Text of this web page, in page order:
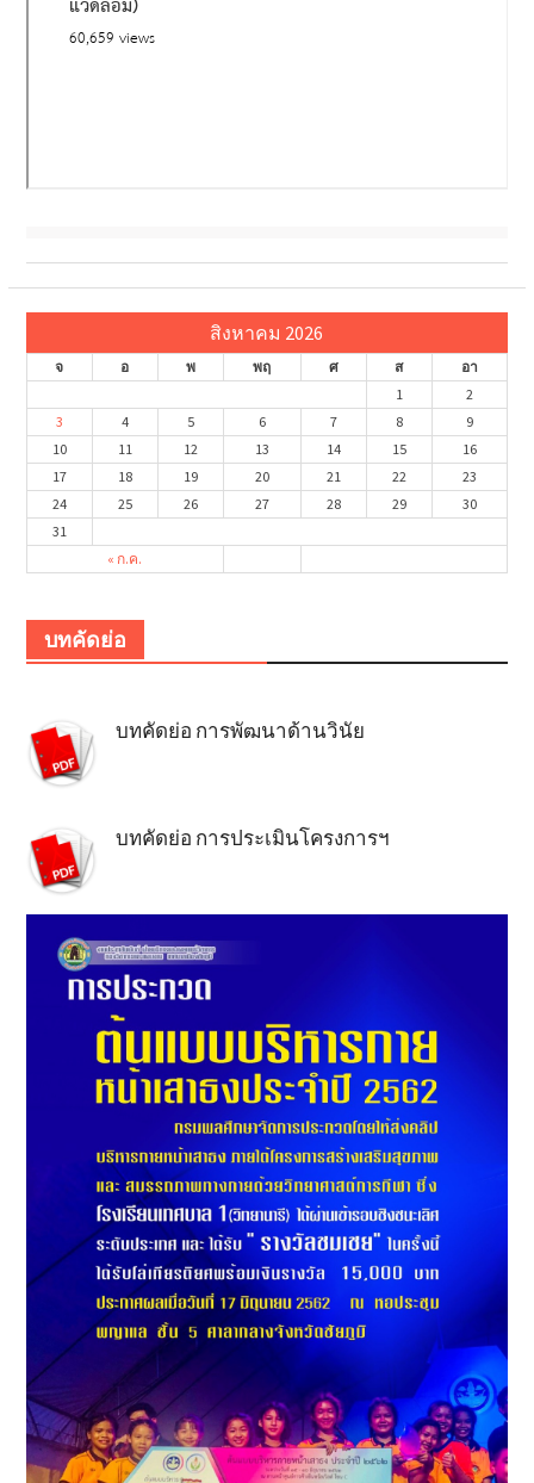
สิงหาคม 2026
จ อ พ พฤ ศ ส อา
« ก.ค.
1
2
3
4 5 6 7 8
9
10
11 12 13 14 15
16
17
18 19 20 21 22
23
24
25 26 27 28 29
30
31
บทคัดย่อ
บทคัดย่อ การพัฒนาด้านวินัย
บทคัดย่อ การประเมินโครงการฯ